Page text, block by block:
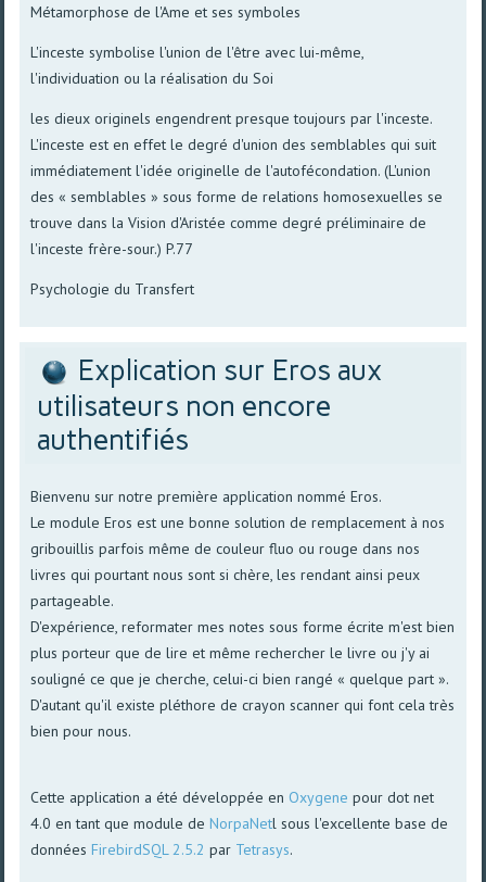
Métamorphose de l'Ame et ses symboles
L'inceste symbolise l'union de l'être avec lui-même,
l'individuation ou la réalisation du Soi
les dieux originels engendrent presque toujours par l'inceste.
L'inceste est en effet le degré d'union des semblables qui suit
immédiatement l'idée originelle de l'autofécondation. (L'union
des « semblables » sous forme de relations homosexuelles se
trouve dans la Vision d'Aristée comme degré préliminaire de
l'inceste frère-sour.) P.77
Psychologie du Transfert
Explication sur Eros aux
utilisateurs non encore
authentifiés
Bienvenu sur notre première application nommé Eros.
Le module Eros est une bonne solution de remplacement à nos
gribouillis parfois même de couleur fluo ou rouge dans nos
livres qui pourtant nous sont si chère, les rendant ainsi peux
partageable.
D'expérience, reformater mes notes sous forme écrite m'est bien
plus porteur que de lire et même rechercher le livre ou j'y ai
souligné ce que je cherche, celui-ci bien rangé « quelque part ».
D'autant qu'il existe pléthore de crayon scanner qui font cela très
bien pour nous.
Cette application a été développée en Oxygene pour dot net
4.0 en tant que module deNorpaNetl sous l'excellente base de
donnéesFirebirdSQL 2.5.2 par Tetrasys.